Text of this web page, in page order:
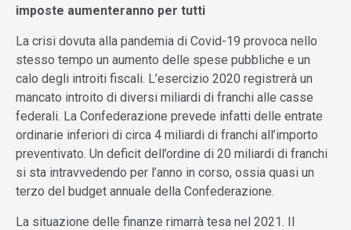
imposte aumenteranno per tutti
La crisi dovuta alla pandemia di Covid-19 provoca nello
stesso tempo un aumento delle spese pubbliche e un
calo degli introiti fiscali. L’esercizio 2020 registrerà un
mancato introito di diversi miliardi di franchi alle casse
federali. La Confederazione prevede infatti delle entrate
ordinarie inferiori di circa 4 miliardi di franchi all’importo
preventivato. Un deficit dell’ordine di 20 miliardi di franchi
si sta intravvedendo per l’anno in corso, ossia quasi un
terzo del budget annuale della Confederazione.
La situazione delle finanze rimarrà tesa nel 2021. Il